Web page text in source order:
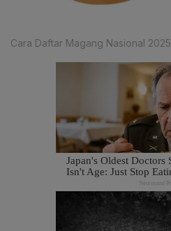
Cara Daftar Magang Nasional 2025